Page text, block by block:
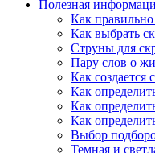
Полезная
Как
Как выбрать
Струны для
Пару слов о
Как создается
Как
Как
Как
Выбор
Темная и